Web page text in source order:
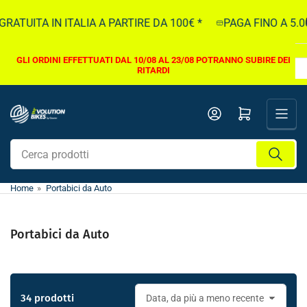
direttamente
contenuti
IN ITALIA A PARTIRE DA 100€ * PAGA FINO A 5.000€
GLI ORDINI EFFETTUATI DAL 10/08 AL 23/08 POTRANNO SUBIRE DEI
RITARDI
Cerca
prodotti
Apri il mini carrello
Home » Portabici da Auto
Portabici da Auto
34 prodotti